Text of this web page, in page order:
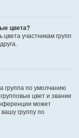
цвета?
участникам групп
группа по умолчанию
цвет и звание
может
группу по